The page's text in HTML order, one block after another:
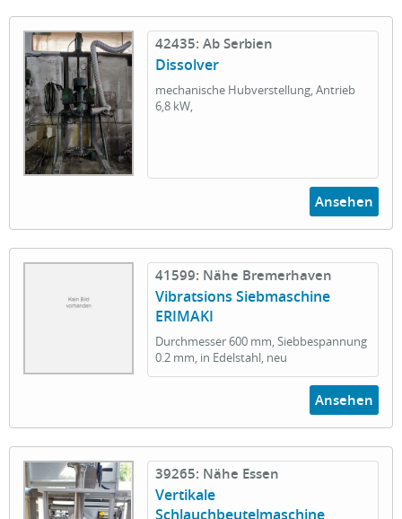
42435: Ab Serbien
Dissolver
mechanische Hubverstellung, Antrieb
6,8 kW,
Ansehen
41599: Nähe Bremerhaven
Vibratsions Siebmaschine
ERIMAKI
Durchmesser 600 mm, Siebbespannung
0.2 mm, in Edelstahl, neu
Ansehen
39265: Nähe Essen
Vertikale
Schlauchbeutelmaschine